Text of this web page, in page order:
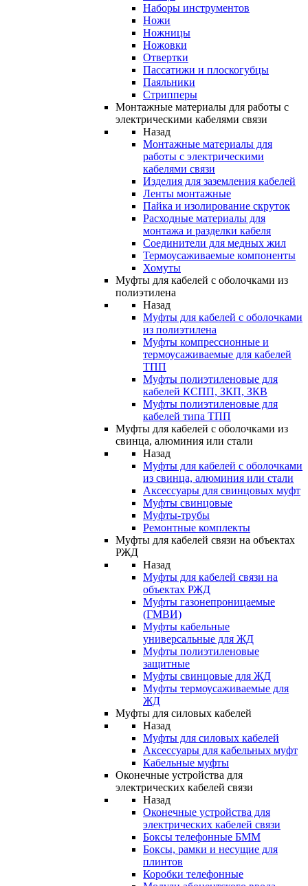
Наборы инструментов
Ножи
Ножницы
Ножовки
Отвертки
Пассатижи и плоскогубцы
Паяльники
Стрипперы
Монтажные материалы для работы с
электрическими кабелями связи
Назад
Монтажные материалы для
работы с электрическими
кабелями связи
Изделия для заземления кабелей
Ленты монтажные
Пайка и изолирование скруток
Расходные материалы для
монтажа и разделки кабеля
Соединители для медных жил
Термоусаживаемые компоненты
Хомуты
Муфты для кабелей с оболочками из
полиэтилена
Назад
Муфты для кабелей с оболочками
из полиэтилена
Муфты компрессионные и
термоусаживаемые для кабелей
ТПП
Муфты полиэтиленовые для
кабелей КСПП, ЗКП, ЗКВ
Муфты полиэтиленовые для
кабелей типа ТПП
Муфты для кабелей с оболочками из
свинца, алюминия или стали
Назад
Муфты для кабелей с оболочками
из свинца, алюминия или стали
Аксессуары для свинцовых муфт
Муфты свинцовые
Муфты-трубы
Ремонтные комплекты
Муфты для кабелей связи на объектах
РЖД
Назад
Муфты для кабелей связи на
объектах РЖД
Муфты газонепроницаемые
(ГМВИ)
Муфты кабельные
универсальные для ЖД
Муфты полиэтиленовые
защитные
Муфты свинцовые для ЖД
Муфты термоусаживаемые для
ЖД
Муфты для силовых кабелей
Назад
Муфты для силовых кабелей
Аксессуары для кабельных муфт
Кабельные муфты
Оконечные устройства для
электрических кабелей связи
Назад
Оконечные устройства для
электрических кабелей связи
Боксы телефонные БММ
Боксы, рамки и несущие для
плинтов
Коробки телефонные